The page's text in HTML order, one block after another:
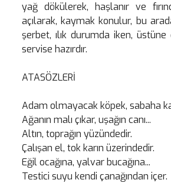
yağ dökülerek, haşlanır ve
açılarak, kaymak konulur, bu
şerbet, ılık durumda iken,
servise hazırdır.
ATASÖZLERİ
Adam olmayacak köpek, sabaha
Ağanın malı çıkar, uşağın canı...
Altın, toprağın yüzündedir.
Çalışan el, tok karın üzerindedir.
Eğil ocağına, yalvar bucağına...
Testici suyu kendi çanağından içer.